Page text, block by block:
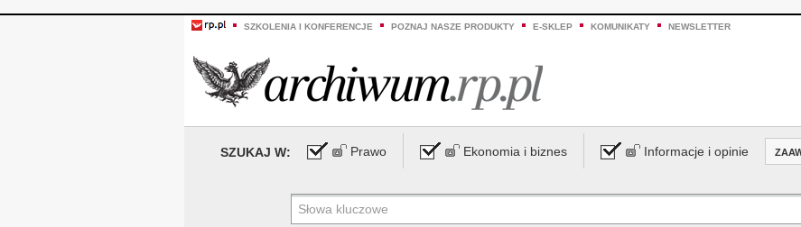
SZKOLENIA I KONFERENCJE POZNAJ NASZE PRODUKTY E-SKLEP KOMUNIKATY NEWSLETTER
SZUKAJ W: Prawo Ekonomia i biznes Informacje i opinie